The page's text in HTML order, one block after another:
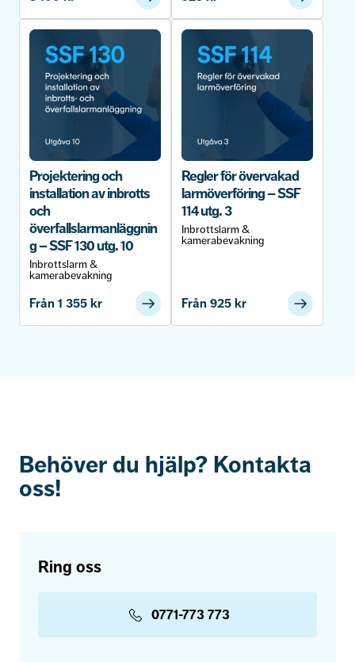
Projektering och
installation av inbrotts
och
överfallslarmanläggnin
g – SSF 130 utg. 10
Inbrottslarm &
kamerabevakning
Från 1 355 kr
Regler för övervakad
larmöverföring – SSF
114 utg. 3
Inbrottslarm &
kamerabevakning
Från 925 kr
Behöver du hjälp? Kontakta
oss!
Ring oss
0771-773 773